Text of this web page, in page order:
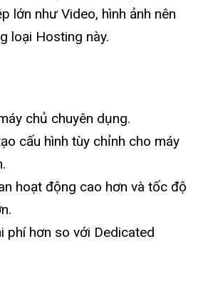
lớn như Video, hình ảnh nên
loại Hosting này.
chủ chuyên dụng.
cấu hình tùy chỉnh cho máy
hoạt động cao hơn và tốc độ
phí hơn so với Dedicated